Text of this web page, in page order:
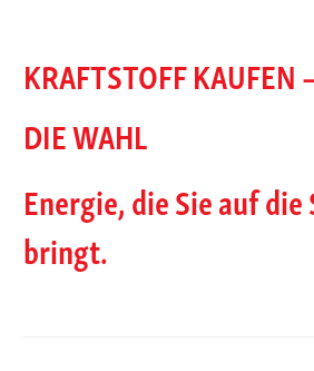
KRAFTSTOFF KAUFEN
DIE WAHL
Energie, die Sie auf
bringt.